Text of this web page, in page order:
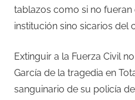
tablazos como si no fueran
institución sino sicarios del
Extinguir a la Fuerza Civil
García de la tragedia en
sanguinario de su policía